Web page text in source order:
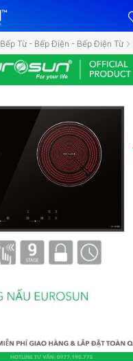
Bếp Từ - Bếp Điện - Bếp Điện Từ